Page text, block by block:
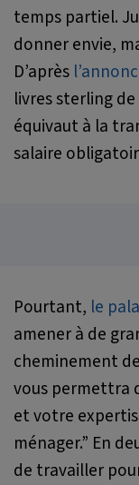
temps partiel.
donner envie,
D’après
livres sterling
équivaut à la
salaire
Pourtant, le
amener à de
cheminement
vous permettra
et votre
ménager.” En
de travailler